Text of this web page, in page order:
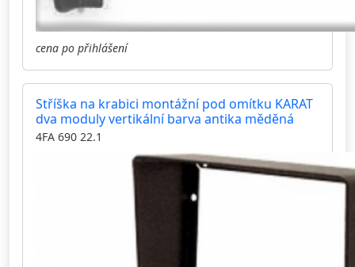
cena po přihlášení
Stříška na krabici montážní pod omítku KARAT
dva moduly vertikální barva antika měděná
4FA 690 22.1